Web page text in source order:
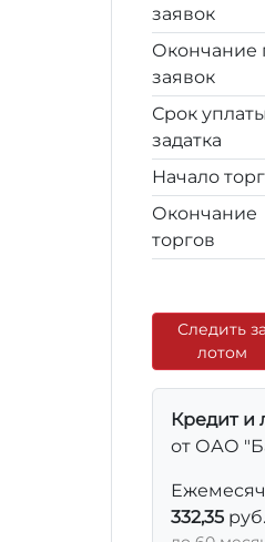
заявок
Окончание
заявок
Срок уплаты
задатка
Начало
Окончание
торгов
Следить за
лотом
Кредит и
от ОАО
332,35 руб.